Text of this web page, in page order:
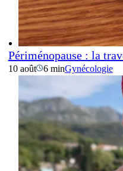
Périménopause : la
10 août 6 minGynécologie